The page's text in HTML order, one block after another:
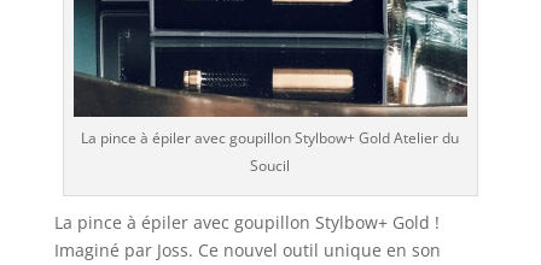
La pince à épiler avec goupillon Stylbow+ Gold Atelier du
Soucil
La pince à épiler avec goupillon Stylbow+ Gold !
Imaginé par Joss. Ce nouvel outil unique en son